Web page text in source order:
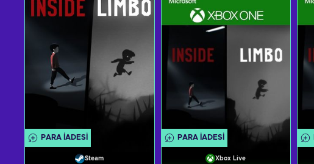
PARA IADESI
Steam
PARA IADESI
Xbox Live